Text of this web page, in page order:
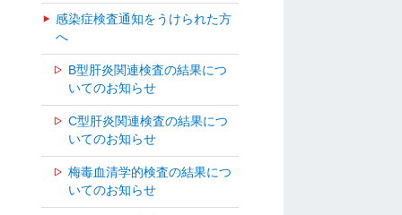
感染症検査通知をうけられた方
へ
B型肝炎関連検査の結果につ
いてのお知らせ
C型肝炎関連検査の結果につ
いてのお知らせ
梅毒血清学的検査の結果につ
いてのお知らせ